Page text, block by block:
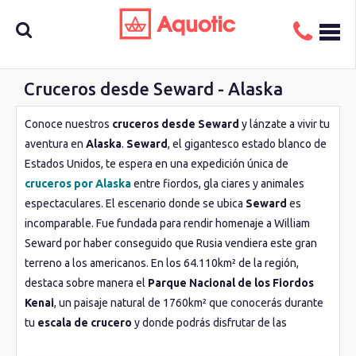
Busca
aquí tu
crucero
Cruceros desde Seward - Alaska
Conoce nuestros cruceros desde Seward y lánzate a vivir tu
aventura en Alaska. Seward, el gigantesco estado blanco de
Estados Unidos, te espera en una expedición única de
cruceros por Alaskaentre fiordos, gla ciares y animales
espectaculares. El escenario donde se ubica Seward es
incomparable. Fue fundada para rendir homenaje a William
Seward por haber conseguido que Rusia vendiera este gran
terreno a los americanos. En los 64.110km² de la región,
destaca sobre manera el Parque Nacional de los Fiordos
Kenai, un paisaje natural de 1760km² que conocerás durante
tu escala de crucero y donde podrás disfrutar de las